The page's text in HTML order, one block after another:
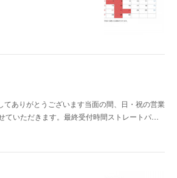
てありがとうございます当面の間、日・祝の営業
ていただきます。最終受付時間ストレートパ…